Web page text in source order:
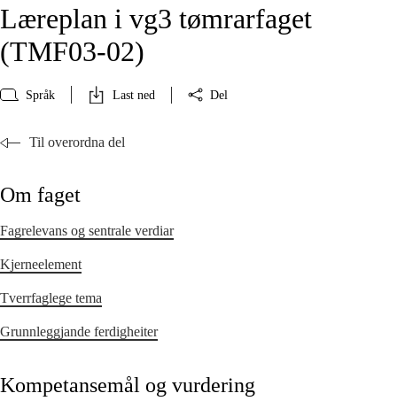
Læreplan i vg3 tømrarfaget
(TMF03‑02)
Språk Last ned Del
Til overordna del
Om faget
Fagrelevans og sentrale verdiar
Kjerneelement
Tverrfaglege tema
Grunnleggjande ferdigheiter
Kompetansemål og vurdering